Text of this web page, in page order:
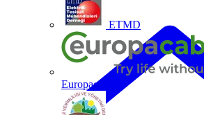
ETMD
Europacable